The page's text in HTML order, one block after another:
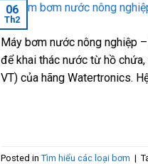
06
Th2
Máy bơm nước nông nghiệp
để khai thác nước từ hồ
VT) của hãng Watertronics.
Posted in Tìm hiểu các loại bơm |